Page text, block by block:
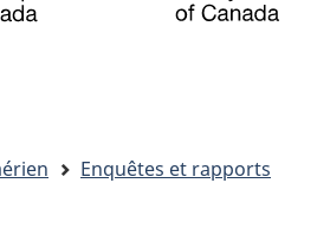
Enquêtes et rapports